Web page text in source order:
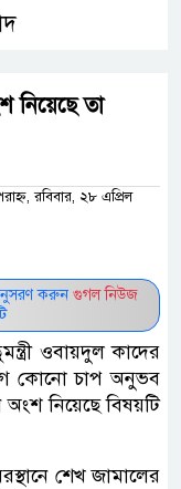
নিয়েছে তা
রবিবার, ২৮ এপ্রিল
করুন গুগল নিউজ
ওবায়দুল কাদের
কোনো চাপ অনুভব
অংশ নিয়েছে বিষয়টি
শেখ জামালের